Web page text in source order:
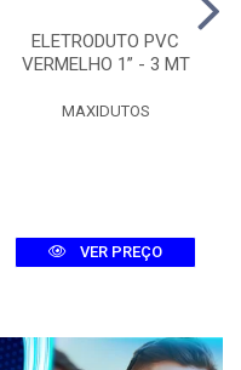
ELETRODUTO PVC
VERMELHO 1” - 3 MT
MAXIDUTOS
VER PREÇO